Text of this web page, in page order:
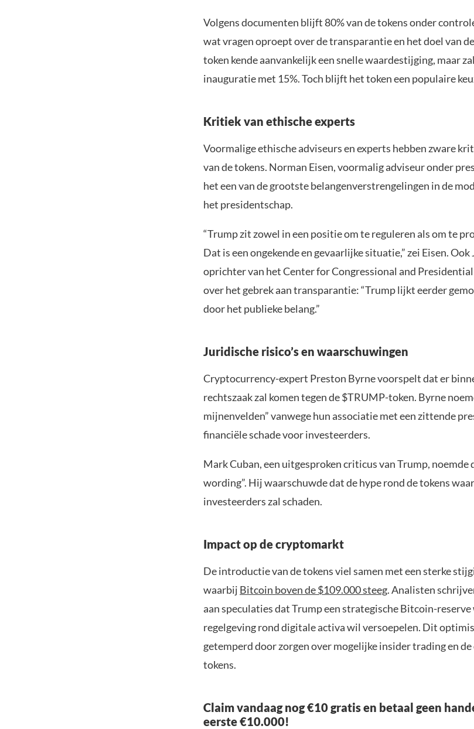
Volgens documenten blijft 80% van de tokens onder
wat vragen oproept over de transparantie en het doel van
token kende aanvankelijk een snelle waardestijging, maar
inauguratie met 15%. Toch blijft het token een populaire
Kritiek van ethische experts
Voormalige ethische adviseurs en experts hebben zware
van de tokens. Norman Eisen, voormalig adviseur onder
het een van de grootste belangenverstrengelingen in de
het presidentschap.
“Trump zit zowel in een positie om te reguleren als om te
Dat is een ongekende en gevaarlijke situatie,” zei Eisen. Ook
oprichter van het Center for Congressional and
over het gebrek aan transparantie: “Trump lijkt eerder
door het publieke belang.”
Juridische risico’s en waarschuwingen
Cryptocurrency-expert Preston Byrne voorspelt dat er
rechtszaak zal komen tegen de $TRUMP-token. Byrne
mijnenvelden” vanwege hun associatie met een zittende
financiële schade voor investeerders.
Mark Cuban, een uitgesproken criticus van Trump, noemde
wording”. Hij waarschuwde dat de hype rond de tokens
investeerders zal schaden.
Impact op de cryptomarkt
De introductie van de tokens viel samen met een sterke
waarbij Bitcoin boven de $109.000 steeg. Analisten
aan speculaties dat Trump een strategische Bitcoin-
regelgeving rond digitale activa wil versoepelen. Dit
getemperd door zorgen over mogelijke insider trading en
tokens.
Claim vandaag nog €10 gratis en betaal geen
eerste €10.000!